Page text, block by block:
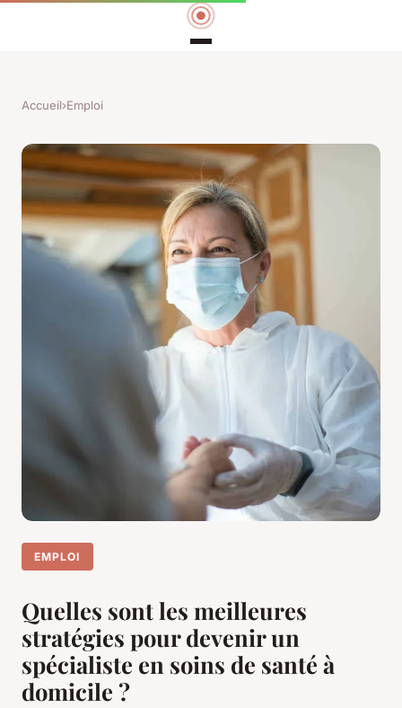
Accueil›Emploi
EMPLOI
Quelles sont les meilleures
stratégies pour devenir un
spécialiste en soins de santé à
domicile ?